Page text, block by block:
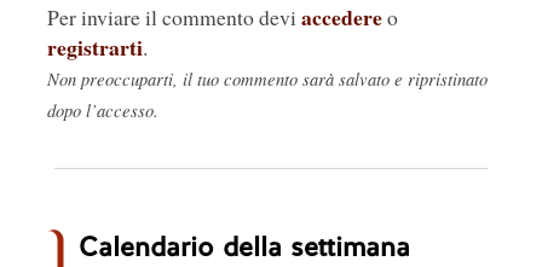
Per inviare il commento devi accedereo
registrarti.
Non preoccuparti, il tuo commento sarà salvato e ripristinato
dopo l’accesso.
Calendario della settimana